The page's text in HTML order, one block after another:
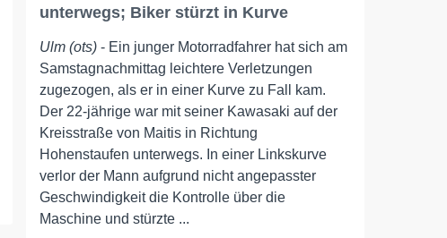
unterwegs; Biker stürzt in Kurve
Ulm (ots) - Ein junger Motorradfahrer hat sich am
Samstagnachmittag leichtere Verletzungen
zugezogen, als er in einer Kurve zu Fall kam.
Der 22-jährige war mit seiner Kawasaki auf der
Kreisstraße von Maitis in Richtung
Hohenstaufen unterwegs. In einer Linkskurve
verlor der Mann aufgrund nicht angepasster
Geschwindigkeit die Kontrolle über die
Maschine und stürzte ...